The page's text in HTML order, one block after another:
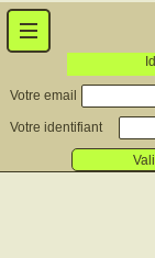
Votre email
Votre identifiant